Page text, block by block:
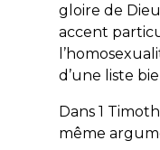
gloire de Dieu
accent
d’une liste
Dans 1
même